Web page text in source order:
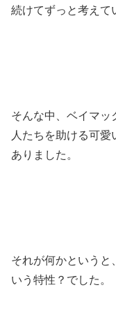
続けてずっと考えて
そんな中、ベイマッ
人たちを助ける可
ありました。
それが何かというと
いう特性？でした。